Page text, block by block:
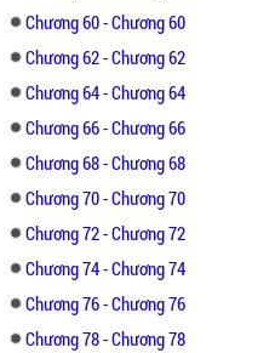
Chương 60 - Chương 60
Chương 62 - Chương 62
Chương 64 - Chương 64
Chương 66 - Chương 66
Chương 68 - Chương 68
Chương 70 - Chương 70
Chương 72 - Chương 72
Chương 74 - Chương 74
Chương 76 - Chương 76
Chương 78 - Chương 78